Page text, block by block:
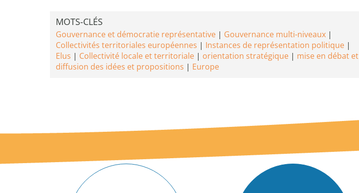
MOTS-CLÉS
Gouvernance et démocratie représentative
Gouvernance multi-niveaux
Collectivités territoriales européennes
Instances de représentation politique
Elus
Collectivité locale et territoriale orientation stratégique
mise en débat et
diffusion des idées et propositions
Europe